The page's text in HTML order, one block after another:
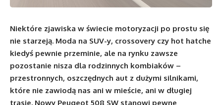
Niektóre zjawiska w świecie motoryzacji po prostu się
nie starzeją. Moda na SUV-y, crossovery czy hot hatche
kiedyś pewnie przeminie, ale na rynku zawsze
pozostanie nisza dla rodzinnych kombiaków –
przestronnych, oszczędnych aut z dużymi silnikami,
które nie zawiodą nas ani w mieście, ani w długiej
trasie. Nowy Peugeot 508 SW stanowi pewne